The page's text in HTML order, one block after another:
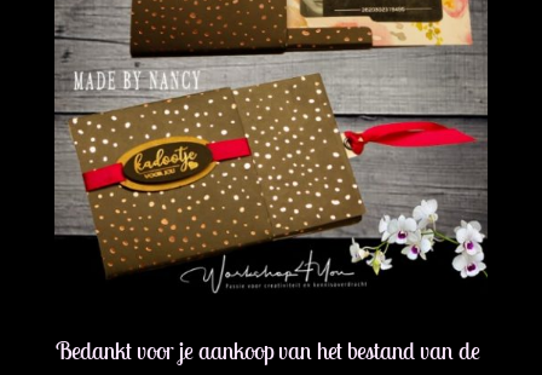
Bedankt voor je aankoop van het bestand van de